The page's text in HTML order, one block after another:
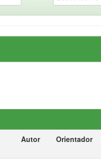
Autor Orientador